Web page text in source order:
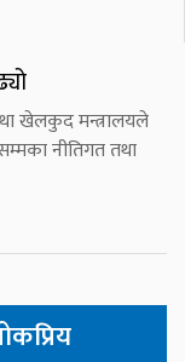
खेलकुद मन्त्रालयले
नीतिगत तथा